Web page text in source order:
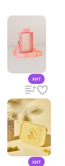
хит
хит